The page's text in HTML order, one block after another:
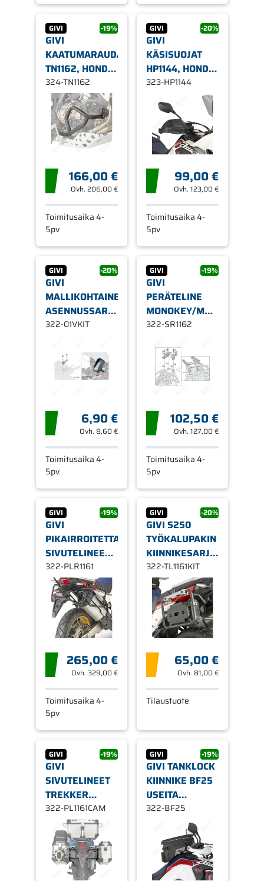
GIVI -19%
GIVI
KAATUMARAUDAT
TN1162, HONDA
CRF1000L
AFRICA TWIN
DCT 16-19
324-TN1162
166,00 €
Ovh. 206,00 €
Toimitusaika 4-
5pv
GIVI -20%
GIVI
KÄSISUOJAT
HP1144, HONDA
X-
ADV/CRF1000L
AFRICA TWIN
323-HP1144
99,00 €
Ovh.123,00 €
Toimitusaika 4-
5pv
GIVI -20%
GIVI
MALLIKOHTAINEN
ASENNUSSARJA
S903A/S904B
01VKIT
322-01VKIT
6,90 €
Ovh. 8,60 €
Toimitusaika 4-
5pv
GIVI -19%
GIVI
PERÄTELINE
MONOKEY/MONOLOCK-
LAUKULLE
CRF1000L
AFRICA TWIN 18
322-SR1162
102,50 €
Ovh.127,00 €
Toimitusaika 4-
5pv
GIVI -19%
GIVI
PIKAIRROITETTAVAT
SIVUTELINEET
MONOKEY-
LAUKUILLE
PLR1161, HONDA
CRF1000L
AFRICA
TWIN/ADVENTURE
322-PLR1161
265,00 €
Ovh. 329,00 €
Toimitusaika 4-
5pv
GIVI -20%
GIVI S250
TYÖKALUPAKIN
KIINNIKESARJA
TL1161KIT,
HONDA AFRICA
TWIN/ADVENTURE
SPORTS -19
322-TL1161KIT
65,00 €
Ovh. 81,00 €
Tilaustuote
GIVI -19%
GIVI
SIVUTELINEET
TREKKER
OUTBACK-
LAUKUILLE
PL1161CAM,
HONDA
CRF1000L
322-PL1161CAM
GIVI -19%
GIVI TANKLOCK
KIINNIKE BF25
USEITA
MALLEJA (VAIN
XS320 & XL05)
322-BF25